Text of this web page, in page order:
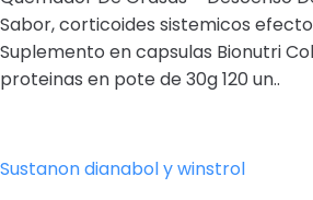
Sabor, corticoides sistemicos
Suplemento en capsulas Bionutri
proteinas en pote de 30g 120 un..
Sustanon dianabol y winstrol